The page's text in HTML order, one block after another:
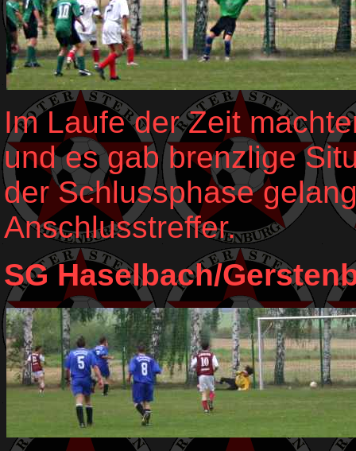
Im Laufe der Zeit
und es gab brenzlige
der Schlussphase
Anschlusstreffer.
SG Haselbach/